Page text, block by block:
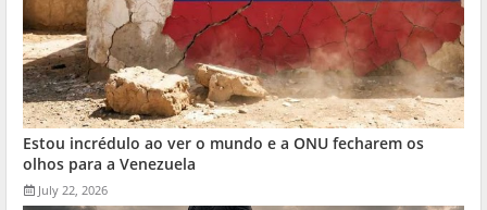
Estou incrédulo ao ver o mundo e a ONU fecharem os
olhos para a Venezuela
July 22, 2026